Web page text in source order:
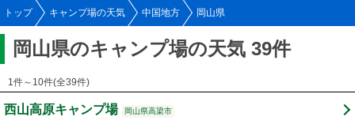
トップ キャンプ場の天気 中国地方 岡山県
岡山県のキャンプ場の天気 39件
1件～10件(全39件)
西山高原キャンプ場 岡山県高梁市